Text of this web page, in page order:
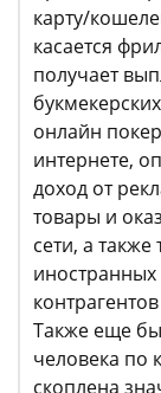
карту/
касается
получает
онлайн
интернете,
доход от
товары и
сети, а также
Также еще
человека по
скоплена